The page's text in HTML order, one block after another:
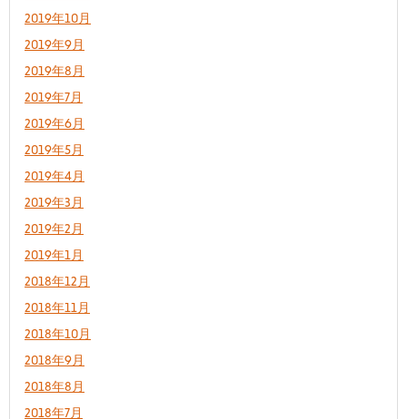
2019年10月
2019年9月
2019年8月
2019年7月
2019年6月
2019年5月
2019年4月
2019年3月
2019年2月
2019年1月
2018年12月
2018年11月
2018年10月
2018年9月
2018年8月
2018年7月